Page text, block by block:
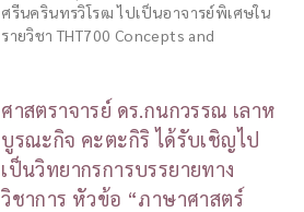
ศรีนครินทรวิโรฒ ไปเป็นอาจารย์พิเศษใน
รายวิชา THT700 Concepts and
ศาสตราจารย์ ดร.กนกวรรณ เลาห
บูรณะกิจ คะตะกิริ ได้รับเชิญไป
เป็นวิทยากรการบรรยายทาง
วิชาการ หัวข้อ “ภาษาศาสตร์